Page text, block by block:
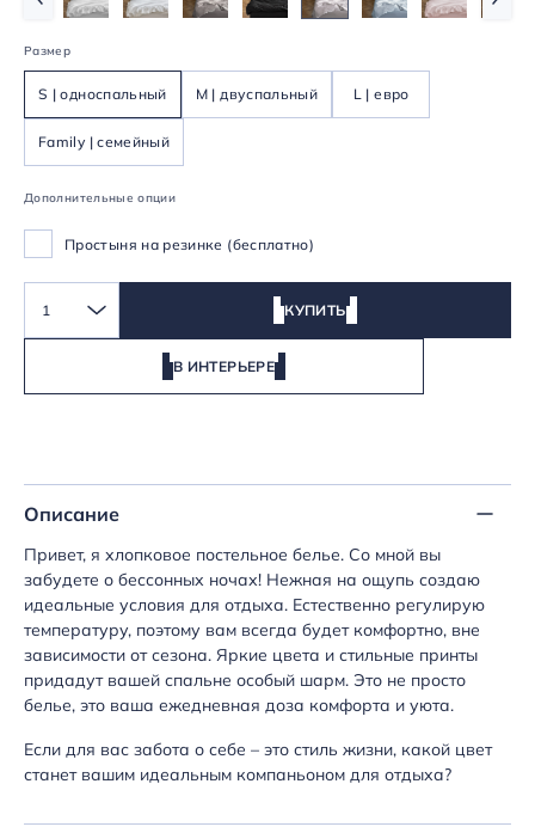
Размер
S | односпальный M | двуспальный L | евро
Family | семейный
Дополнительные опции
Простыня на резинке (бесплатно)
1 КУПИТЬ
В ИНТЕРЬЕРЕ
Описание
Привет, я хлопковое постельное белье. Со мной вы
забудете о бессонных ночах! Нежная на ощупь создаю
идеальные условия для отдыха. Естественно регулирую
температуру, поэтому вам всегда будет комфортно, вне
зависимости от сезона. Яркие цвета и стильные принты
придадут вашей спальне особый шарм. Это не просто
белье, это ваша ежедневная доза комфорта и уюта.
Если для вас забота о себе – это стиль жизни, какой цвет
станет вашим идеальным компаньоном для отдыха?